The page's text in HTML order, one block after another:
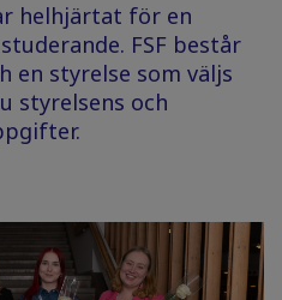
helhjärtat för en
FSF består
en styrelse som väljs
styrelsens och